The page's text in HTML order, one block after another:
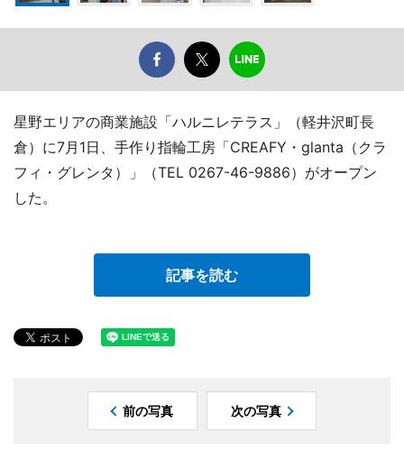
星野エリアの商業施設「ハルニレテラス」（軽井沢町長
倉）に7月1日、手作り指輪工房「CREAFY・glanta（クラ
フィ・グレンタ）」（TEL 0267-46-9886）がオープン
した。
記事を読む
前の写真 次の写真